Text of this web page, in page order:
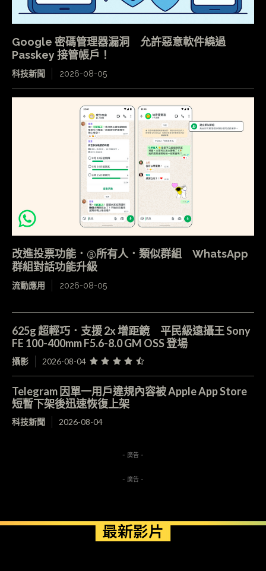
Google 密碼管理器漏洞 允許惡意軟件繞過
Passkey 接管帳戶！
科技新聞 2026-08-05
改進投票功能．@所有人．類似群組 WhatsApp
群組對話功能升級
流動應用 2026-08-05
625g 超輕巧．支援 2x 增距鏡 平民級遠攝王 Sony
FE 100-400mm F5.6-8.0 GM OSS 登場
攝影 2026-08-04
Telegram 因單一用戶違規內容被 Apple App Store
短暫下架後迅速恢復上架
科技新聞 2026-08-04
- 廣告 -
- 廣告 -
最新影片